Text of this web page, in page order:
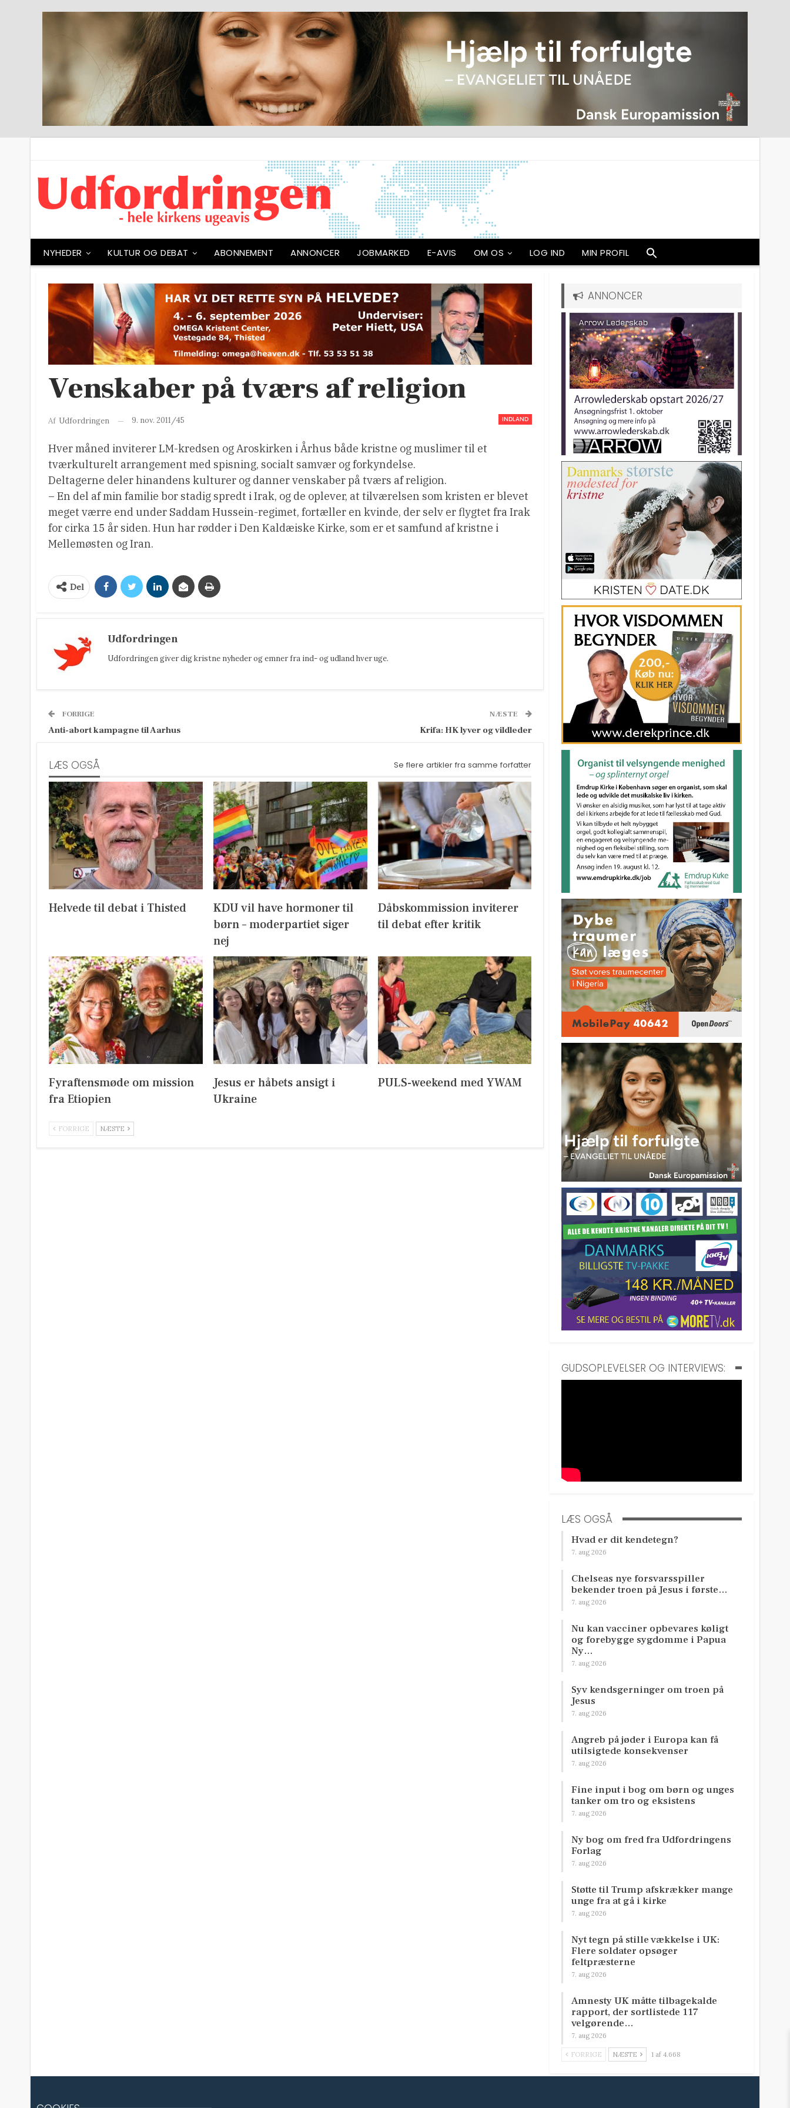
NYHEDER KULTUR OG DEBAT ABONNEMENT ANNONCER JOBMARKED E-AVIS OM OS LOG IND MIN PROFIL
Venskaber på tværs af religion
INDLAND
Af Udfordringen 9. nov. 2011/45
Hver måned inviterer LM-kredsen og Aroskirken i Århus både kristne og muslimer til et
tværkulturelt arrangement med spisning, socialt samvær og forkyndelse.
Deltagerne deler hinandens kulturer og danner venskaber på tværs af religion.
– En del af min familie bor stadig spredt i Irak, og de oplever, at tilværelsen som kristen er blevet
meget værre end under Saddam Hussein-regimet, fortæller en kvinde, der selv er flygtet fra Irak
for cirka 15 år siden. Hun har rødder i Den Kaldæiske Kirke, som er et samfund af kristne i
Mellemøsten og Iran.
Del
Udfordringen
Udfordringen giver dig kristne nyheder og emner fra ind- og udland hver uge.
FORRIGE
Anti-abort kampagne til Aarhus
NÆSTE
Krifa: HK lyver og vildleder
LÆS OGSÅ Se flere artikler fra samme forfatter
Helvede til debat i Thisted
KDU vil have hormoner til
børn – moderpartiet siger
nej
Dåbskommission inviterer
til debat efter kritik
Fyraftensmøde om mission
fra Etiopien
Jesus er håbets ansigt i
Ukraine
PULS-weekend med YWAM
FORRIGE NÆSTE
ANNONCER
GUDSOPLEVELSER OG INTERVIEWS:
LÆS OGSÅ
Hvad er dit kendetegn?
7. aug 2026
Chelseas nye forsvarsspiller
bekender troen på Jesus i første…
7. aug 2026
Nu kan vacciner opbevares køligt
og forebygge sygdomme i Papua
Ny…
7. aug 2026
Syv kendsgerninger om troen på
Jesus
7. aug 2026
Angreb på jøder i Europa kan få
utilsigtede konsekvenser
7. aug 2026
Fine input i bog om børn og unges
tanker om tro og eksistens
7. aug 2026
Ny bog om fred fra Udfordringens
Forlag
7. aug 2026
Støtte til Trump afskrækker mange
unge fra at gå i kirke
7. aug 2026
Nyt tegn på stille vækkelse i UK:
Flere soldater opsøger
feltpræsterne
7. aug 2026
Amnesty UK måtte tilbagekalde
rapport, der sortlistede 117
velgørende…
7. aug 2026
FORRIGE NÆSTE 1 af 4.668